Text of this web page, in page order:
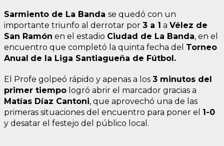
Sarmiento de La Banda se quedó con un
importante triunfo al derrotar por 3 a 1 a Vélez de
San Ramón en el estadio Ciudad de La Banda, en el
encuentro que completó la quinta fecha del Torneo
Anual de la Liga Santiagueña de Fútbol.
El Profe golpeó rápido y apenas a los 3 minutos del
primer tiempo logró abrir el marcador gracias a
Matías Díaz Cantoni, que aprovechó una de las
primeras situaciones del encuentro para poner el 1-0
y desatar el festejo del público local.